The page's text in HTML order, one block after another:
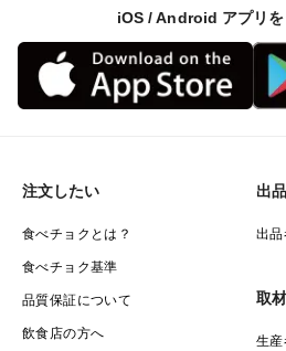
iOS / Android アプリを
注文したい
食べチョクとは？
食べチョク基準
品質保証について
飲食店の方へ
出
出
取
生